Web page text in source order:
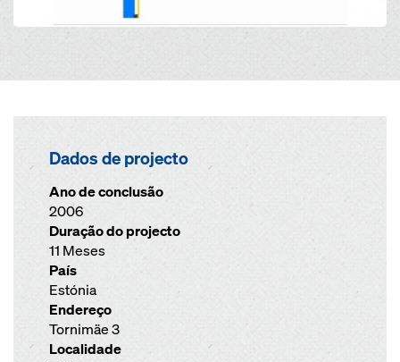
Dados de projecto
Ano de conclusão
2006
Duração do projecto
11 Meses
País
Estónia
Endereço
Tornimäe 3
Localidade